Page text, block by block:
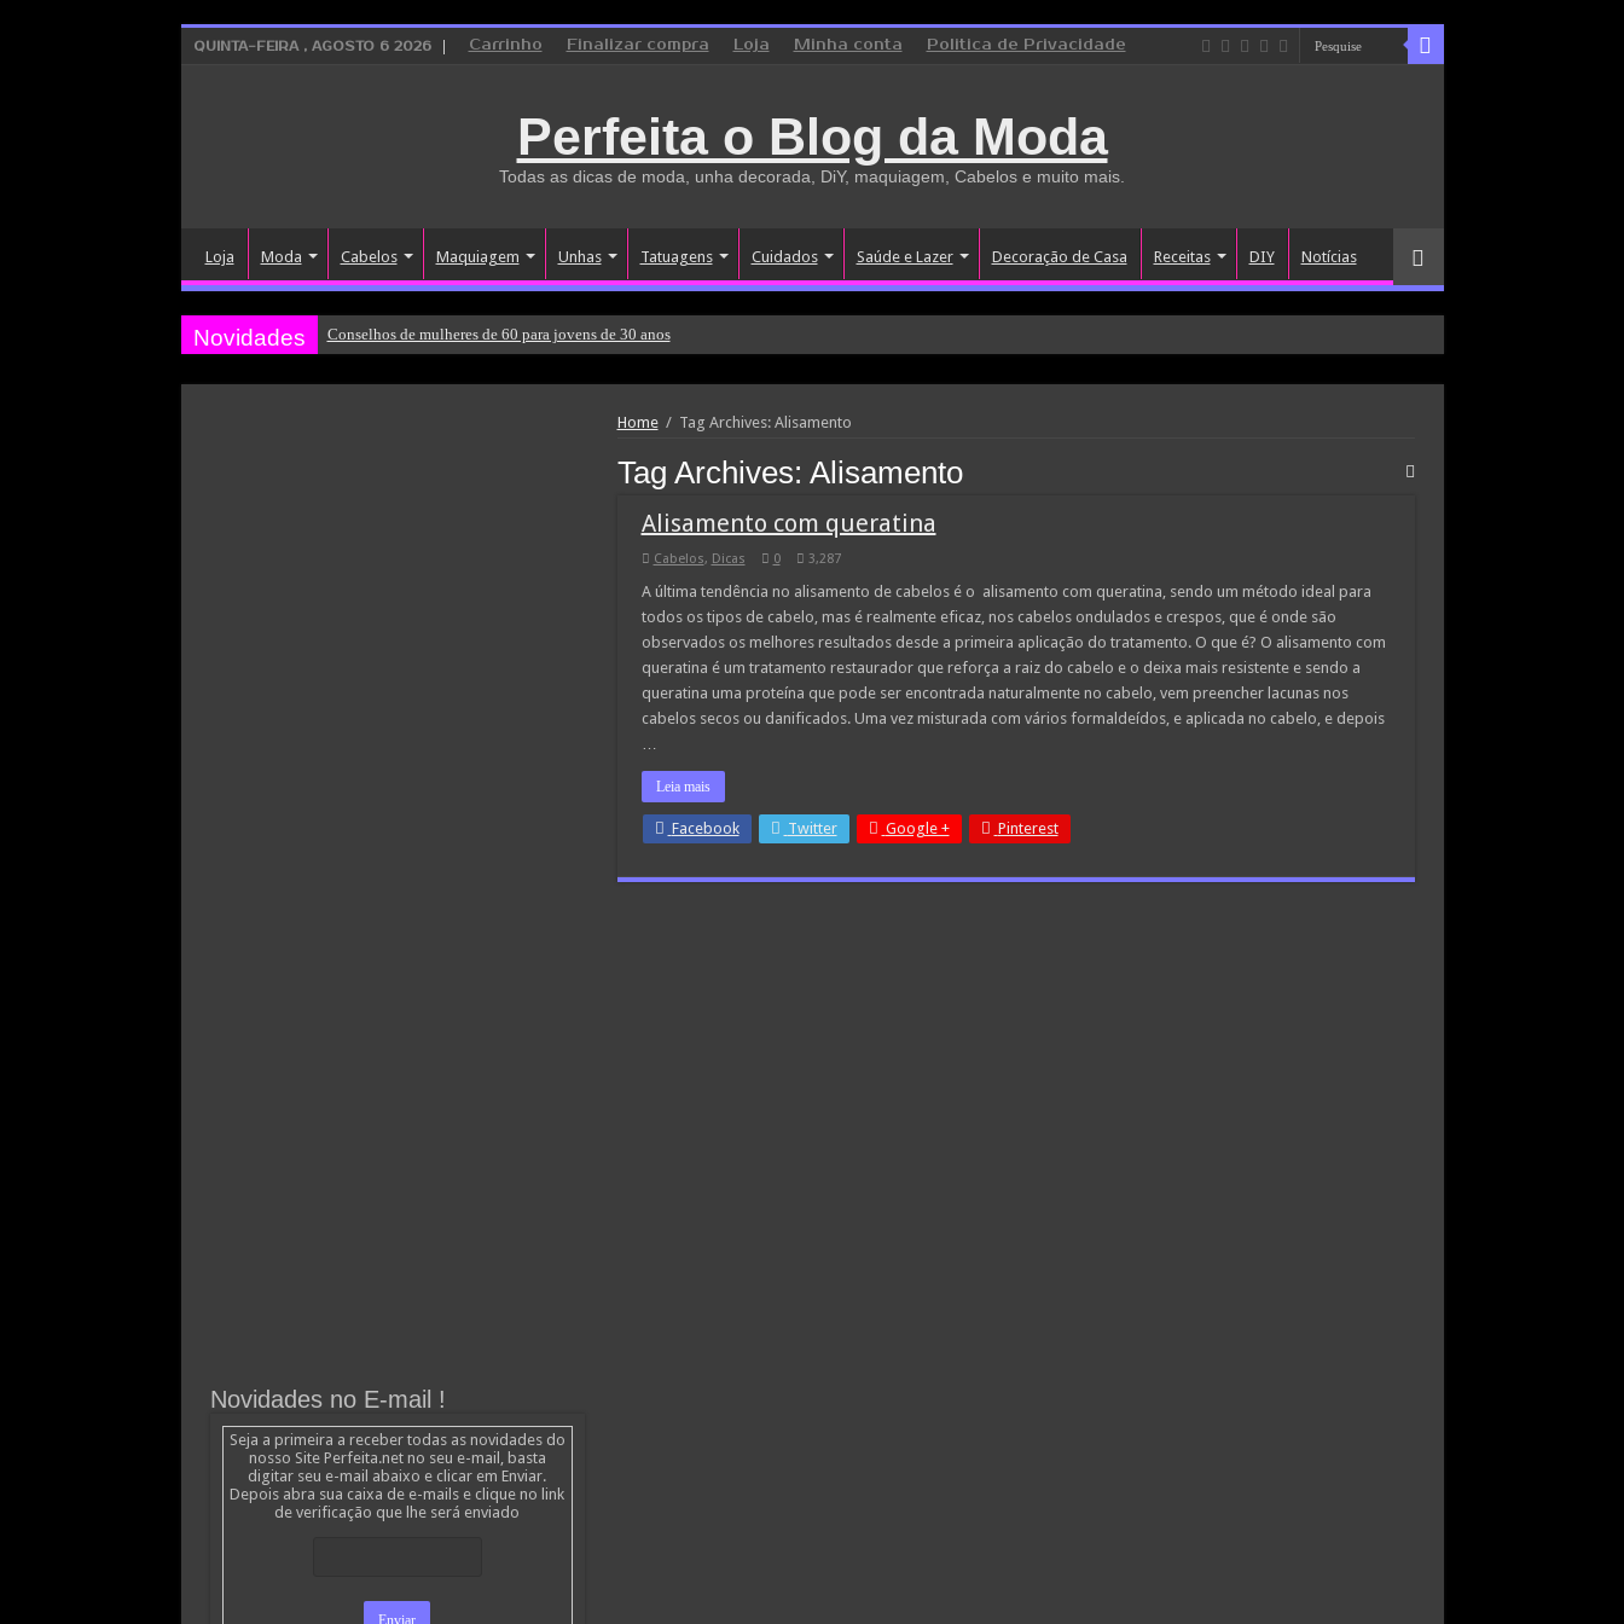
QUINTA-FEIRA , AGOSTO 6 2026 Carrinho Finalizar compra Loja Minha conta Politica de Privacidade
Perfeita o Blog da Moda
Todas as dicas de moda, unha decorada, DiY, maquiagem, Cabelos e muito mais.
Loja Moda Cabelos Maquiagem Unhas Tatuagens Cuidados Saúde e Lazer Decoração de Casa Receitas DIY Notícias
Novidades Conselhos de mulheres de 60 para jovens de 30 anos
Home / Tag Archives: Alisamento
Tag Archives: Alisamento
Alisamento com queratina
Cabelos, Dicas 0 3,287
A última tendência no alisamento de cabelos é o alisamento com queratina, sendo um método ideal para
todos os tipos de cabelo, mas é realmente eficaz, nos cabelos ondulados e crespos, que é onde são
observados os melhores resultados desde a primeira aplicação do tratamento. O que é? O alisamento com
queratina é um tratamento restaurador que reforça a raiz do cabelo e o deixa mais resistente e sendo a
queratina uma proteína que pode ser encontrada naturalmente no cabelo, vem preencher lacunas nos
cabelos secos ou danificados. Uma vez misturada com vários formaldeídos, e aplicada no cabelo, e depois
…
Leia mais
Facebook Twitter Google + Pinterest
Novidades no E-mail !
Seja a primeira a receber todas as novidades do
nosso Site Perfeita.net no seu e-mail, basta
digitar seu e-mail abaixo e clicar em Enviar.
Depois abra sua caixa de e-mails e clique no link
de verificação que lhe será enviado